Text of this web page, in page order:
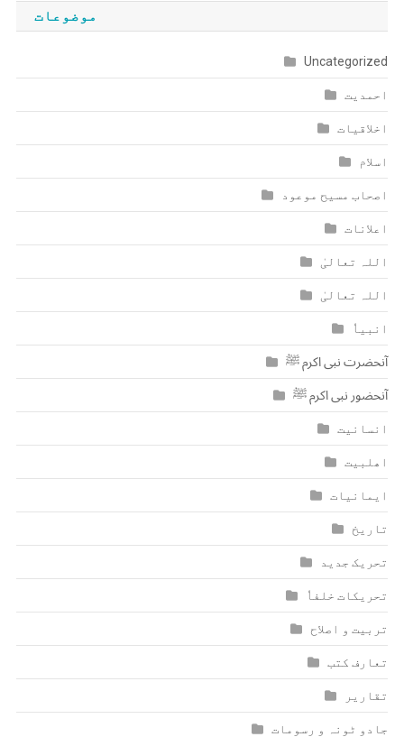
موضوعات
Uncategorized
احمدیت
اخلاقیات
اسلام
اصحاب مسیح موعود
اعلانات
اللہ تعالیٰ
اللہ تعالیٰ
انبیاٗ
آنحضرت نبی اکرم ﷺ
آنحضور نبی اکرم ﷺ
انسانیت
اھلبیت
ایمانیات
تاریخ
تحریک جدید
تحریکات خلفاٗ
تربیت و اصلاح
تعارف کتب
تقاریر
جادو ٹونہ و رسومات